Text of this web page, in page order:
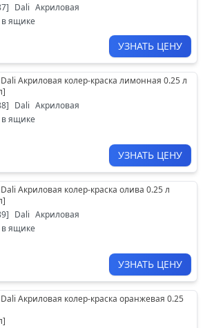
] Dali Акриловая
в ящике
УЗНАТЬ ЦЕНУ
Акриловая колер-краска лимонная 0.25 л
]
] Dali Акриловая
в ящике
УЗНАТЬ ЦЕНУ
Акриловая колер-краска олива 0.25 л
]
] Dali Акриловая
в ящике
УЗНАТЬ ЦЕНУ
Акриловая колер-краска оранжевая 0.25
]